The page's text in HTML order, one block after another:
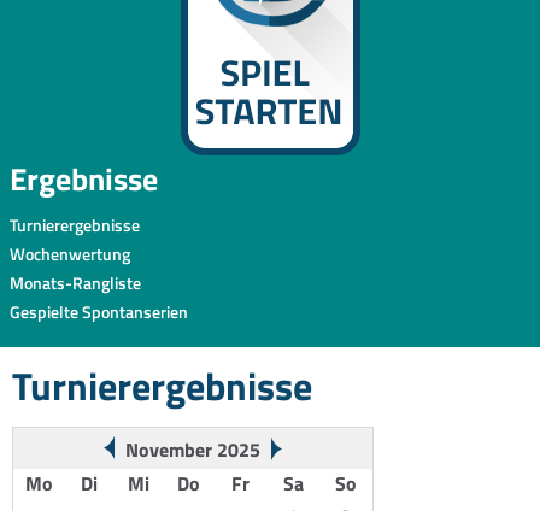
Ergebnisse
Turnierergebnisse
Wochenwertung
Monats-Rangliste
Gespielte Spontanserien
Turnierergebnisse
November 2025
Mo
Di Mi Do Fr Sa So